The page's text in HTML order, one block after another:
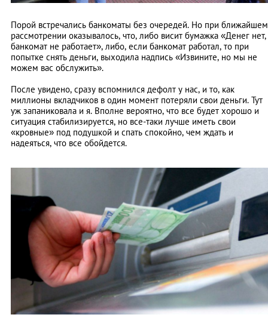
Порой встречались банкоматы без очередей. Но при ближайшем
рассмотрении оказывалось, что, либо висит бумажка «Денег нет,
банкомат не работает», либо, если банкомат работал, то при
попытке снять деньги, выходила надпись «Извините, но мы не
можем вас обслужить».
После увидено, сразу вспомнился дефолт у нас, и то, как
миллионы вкладчиков в один момент потеряли свои деньги. Тут
уж запаниковала и я. Вполне вероятно, что все будет хорошо и
ситуация стабилизируется, но все-таки лучше иметь свои
«кровные» под подушкой и спать спокойно, чем ждать и
надеяться, что все обойдется.